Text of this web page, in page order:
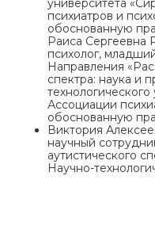
университета
психиатров и
обоснованную
Раиса Сергеевна
психолог,
Направления
спектра: наука и
Ассоциации
обоснованную
Виктория
научный
аутистического
Научно-